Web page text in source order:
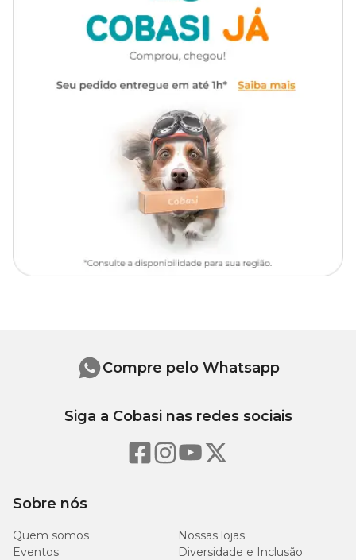
Recomendações de uso e segurança
Não utilizar em superfícies sensíveis sem realizar teste prévio em
pequena área escondida. Evitar contato com os olhos e com a pele
olhos, lavar imediatamente com água em abundância. Manter
fora do alcance de crianças e animais domésticos. Não reutilizar a
embalagem vazia. Conservar em local fresco e ao abrigo da luz
Amida óxida, álcool laurílico etoxilado, solventes, acidulante,
Programa Amigo Cobasi
Sobre nós
Quem somos
Nossas lojas
Eventos
Diversidade e Inclusão
Compre pelo Whatsapp
Siga a Cobasi nas redes sociais